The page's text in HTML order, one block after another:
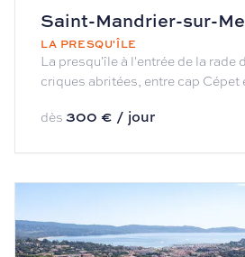
Saint-Mandrier-sur-
LA PRESQU'ÎLE
La presqu'île à l'entrée de la rade
criques abritées, entre cap Cépet
dès 300 € / jour